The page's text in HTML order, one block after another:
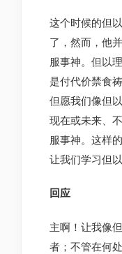
这个时候的但
了，然而，他
服事神。但以
是付代价禁食
但愿我们像但
现在或未来、
服事神。这样
让我们学习但
回应
主啊！让我像
者；不管在何